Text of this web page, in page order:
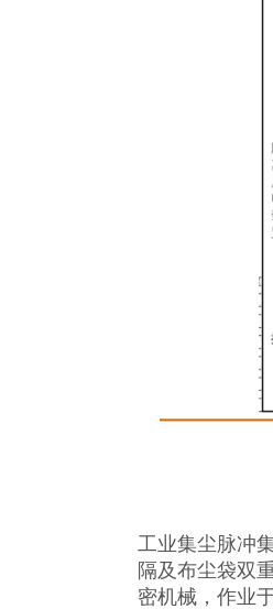
工业集尘脉冲
隔及布尘袋双
密机械，作业